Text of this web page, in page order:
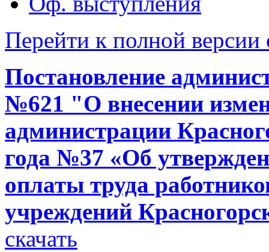
Перейти к полной версии
Постановление
№621 "О внесении
администрации
года №37 «Об
оплаты труда
учреждений
скачать